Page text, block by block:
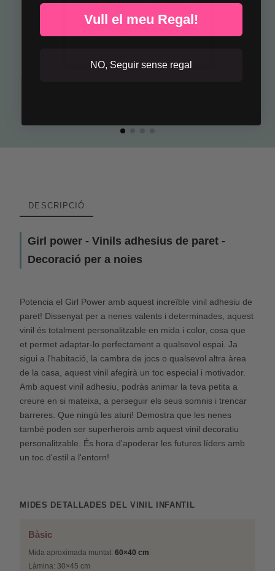
DESCRIPCIÓ
Girl power - Vinils adhesius de paret -
Decoració per a noies
Potencia el Girl Power amb aquest increïble vinil adhesiu de
paret! Dissenyat per a nenes valents i determinades, aquest
vinil és totalment personalitzable en mida i color, cosa que
et permet adaptar-lo perfectament a qualsevol espai. Ja
sigui a l'habitació, la cambra de jocs o qualsevol altra àrea
de la casa, aquest vinil afegirà un toc especial i motivador.
Amb aquest vinil adhesiu, podràs animar la teva petita a
creure en si mateixa, a perseguir els seus somnis i trencar
barreres. Que ningú les aturi! Demostra que les nenes
també poden ser superherois amb aquest vinil decoratiu
personalitzable. És hora d'apoderar les futures líders amb
un toc d'estil a l'entorn!
MIDES DETALLADES DEL VINIL INFANTIL
Bàsic
Mida aproximada muntat:60×40 cm
Làmina: 30×45 cm
Vull el meu Regal!
NO, Seguir sense regal